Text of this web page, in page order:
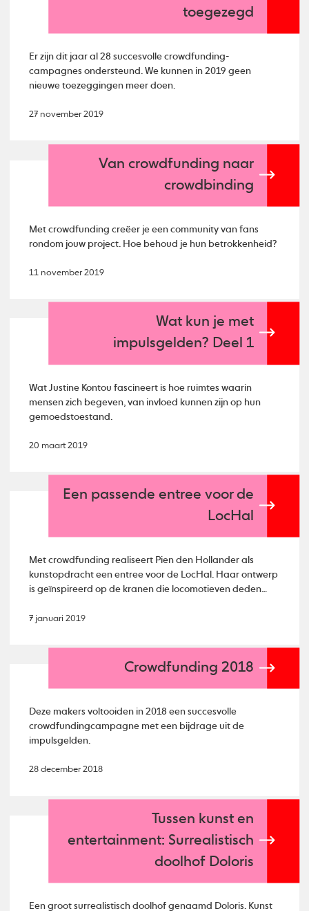
toegezegd
Er zijn dit jaar al 28 succesvolle crowdfunding-
campagnes ondersteund. We kunnen in 2019 geen
nieuwe toezeggingen meer doen.
27 november 2019
Van crowdfunding naar
crowdbinding
Met crowdfunding creëer je een community van fans
rondom jouw project. Hoe behoud je hun betrokkenheid?
11 november 2019
Wat kun je met
impulsgelden? Deel 1
Wat Justine Kontou fascineert is hoe ruimtes waarin
mensen zich begeven, van invloed kunnen zijn op hun
gemoedstoestand.
20 maart 2019
Een passende entree voor de
LocHal
Met crowdfunding realiseert Pien den Hollander als
kunstopdracht een entree voor de LocHal. Haar ontwerp
is geïnspireerd op de kranen die locomotieven deden
7 januari 2019
Crowdfunding 2018
Deze makers voltooiden in 2018 een succesvolle
crowdfundingcampagne met een bijdrage uit de
impulsgelden.
28 december 2018
Tussen kunst en
entertainment: Surrealistisch
doolhof Doloris
Een groot surrealistisch doolhof genaamd Doloris. Kunst